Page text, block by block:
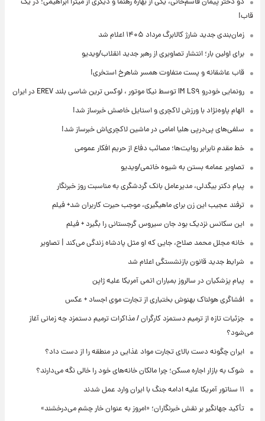
قاب!
زمان‌بندی جدید شارژ کالابرگ مرداد ۱۴۰۵ اعلام شد
برای اولین بار؛ انتشار تصاویری از رهبر جدید انقلاب/ویدیو
قاب عاشقانه و پست متفاوت همسر شاهرخ استخری!
رونمایی خودرو IM LS۹ توسط نیکا موتور ، لوکس ترین شاسی بلند EREV در ایران
الهام پاوه‌نژاد با ورزش لاکچری و استایل خاصش خبرساز شد!
سلفی‌های پی‌درپی هلیا امامی در ماشین لاکچری‌اش خبرساز شد!
خط مقدم نابرابر روایت‌ها؛ مصائب دفاع از حریم افکار عمومی
تصاویر عمامه بستن به شیوه خاتمی/ویدیو
پیام دکتر بیگدلی، مدیرعامل بانک گردشگری به مناسبت روز خبرنگار
ترفند عجیب این زن برای ماهیگیری، موجب حیرت کاربران شد+ فیلم
این سکانس نزدیک بود جان سیروس گرجستانی را بگیرد + فیلم
خانه مجلل محمد صلاح، جایی که او مثل پادشاه زندگی می‌کند | تصاویر
شرایط جدید قانون بازنشستگی اعلام شد
پیام پزشکیان در سالروز بمباران اتمی آمریکا علیه ژاپن
افشاگری هولناک بهنوش بختیاری از تجارت موی اجساد + عکس
جزئیات تازه از ترمیم دستمزد کارگران / مذاکرات ترمیم دستمزد چه زمانی آغاز
می‌شود؟
ایران چگونه دست بالای تجارت مواد غذایی در منطقه را از دست داد؟
شوک به بازار اجاره مسکن؛ چرا مالکان خانه‌های خود را خالی نگه می‌دارند؟
۱۱ سناتور آمریکا علیه ادامه جنگ با ایران وارد عمل شدند
تأکید جهانگیر بر نقش خبرنگاران؛ «امروز به عنوان خار چشم می‌درخشند»